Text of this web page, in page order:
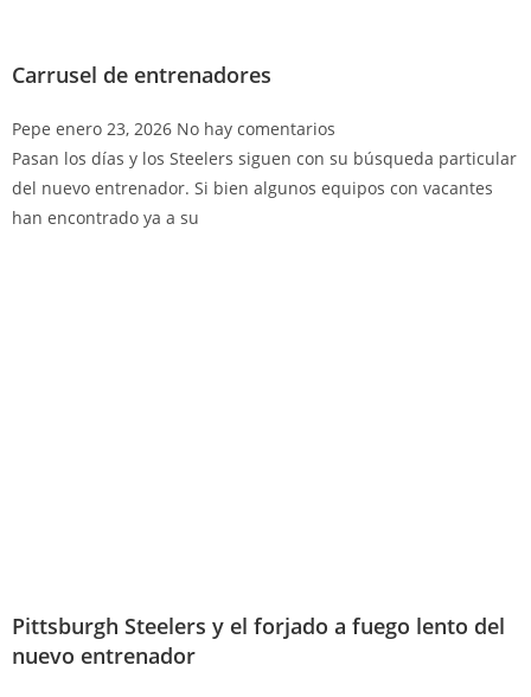
Carrusel de entrenadores
Pepe enero 23, 2026 No hay comentarios
Pasan los días y los Steelers siguen con su búsqueda particular
del nuevo entrenador. Si bien algunos equipos con vacantes
han encontrado ya a su
Pittsburgh Steelers y el forjado a fuego lento del
nuevo entrenador